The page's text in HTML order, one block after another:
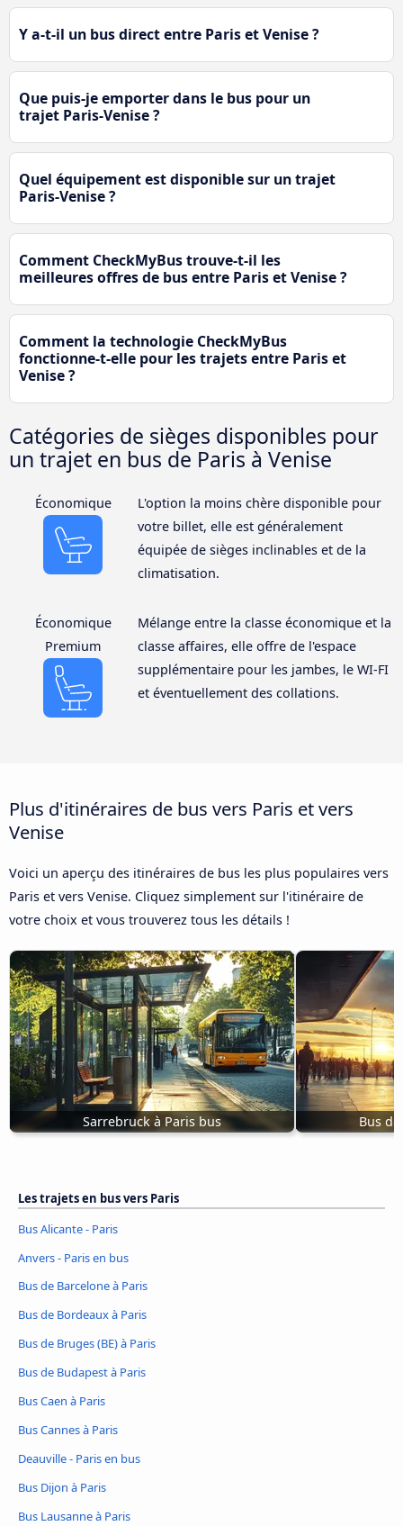
Y a-t-il un bus direct entre Paris et Venise ?
Que puis-je emporter dans le bus pour un
trajet Paris-Venise ?
Quel équipement est disponible sur un trajet
Paris-Venise ?
Comment CheckMyBus trouve-t-il les
meilleures offres de bus entre Paris et Venise ?
Comment la technologie CheckMyBus
fonctionne-t-elle pour les trajets entre Paris et
Venise ?
Catégories de sièges disponibles pour
un trajet en bus de Paris à Venise
Économique
L'option la moins chère disponible pour
votre billet, elle est généralement
équipée de sièges inclinables et de la
climatisation.
Économique
Premium
Mélange entre la classe économique et la
classe affaires, elle offre de l'espace
supplémentaire pour les jambes, le WI-FI
et éventuellement des collations.
Plus d'itinéraires de bus vers Paris et vers
Venise
Voici un aperçu des itinéraires de bus les plus populaires vers
Paris et vers Venise. Cliquez simplement sur l'itinéraire de
votre choix et vous trouverez tous les détails !
Sarrebruck à Paris bus Bus
Les trajets en bus vers Paris
Bus Alicante - Paris
Anvers - Paris en bus
Bus de Barcelone à Paris
Bus de Bordeaux à Paris
Bus de Bruges (BE) à Paris
Bus de Budapest à Paris
Bus Caen à Paris
Bus Cannes à Paris
Deauville - Paris en bus
Bus Dijon à Paris
Bus Lausanne à Paris